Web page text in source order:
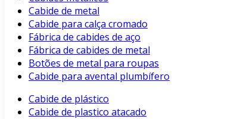
Cabide de metal
Cabide para calça cromado
Fábrica de cabides de aço
Fábrica de cabides de metal
Botões de metal para roupas
Cabide para avental plumbífero
Cabide de plástico
Cabide de plastico atacado